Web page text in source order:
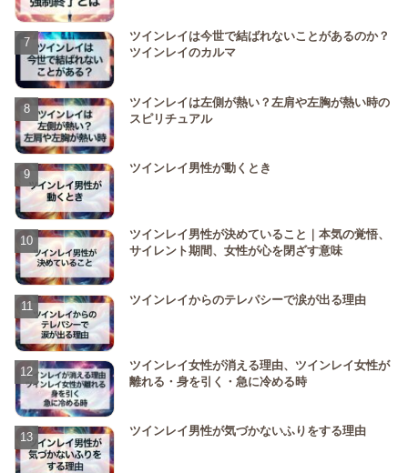
ツインレイは今世で結ばれないことがあるのか？
ツインレイのカルマ
ツインレイは左側が熱い？左肩や左胸が熱い時の
スピリチュアル
ツインレイ男性が動くとき
ツインレイ男性が決めていること｜本気の覚悟、
サイレント期間、女性が心を閉ざす意味
ツインレイからのテレパシーで涙が出る理由
ツインレイ女性が消える理由、ツインレイ女性が
離れる・身を引く・急に冷める時
ツインレイ男性が気づかないふりをする理由